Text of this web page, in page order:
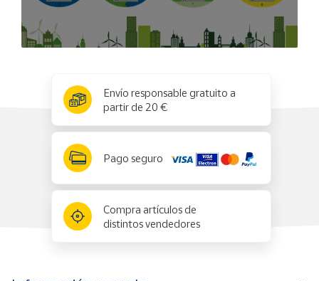
Envío responsable gratuito a
partir de 20 €
Pago seguro
Compra artículos de
distintos vendedores